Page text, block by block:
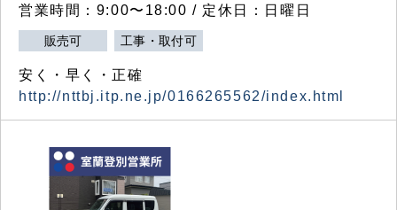
営業時間：9:00〜18:00 / 定休日：日曜日
販売可 工事・取付可
安く・早く・正確
http://nttbj.itp.ne.jp/0166265562/index.html